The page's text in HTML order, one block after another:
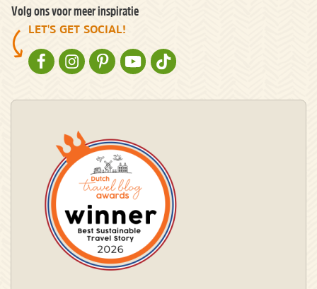
Volg ons voor meer inspiratie
LET'S GET SOCIAL!
NATURESCANNER OP FACEBOOK
NATURESCANNER OP INSTAGRAM
NATURESCANNER OP PINTEREST
NATURESCANNER OP YOUTUBE
NATURESCANNER OP TIKTOK